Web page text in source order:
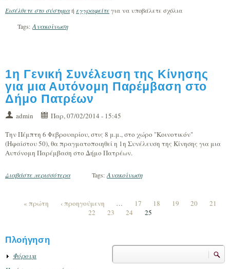
Εισέλθετε στο σύστημαή εγγραφείτεγια να υποβάλετε σχόλια
Tags: Ανακοίνωση
1η Γενική Συνέλευση της Κίνησης
για μια Αυτόνομη Παρέμβαση στο
Δήμο Πατρέων
admin
Παρ, 07/02/2014 - 15:45
Την Πέμπτη 6 Φεβρουαρίου, στις 8 μ.μ., στο χώρο "Κοινοτικόν"
(Ηφαίστου 50), θα πραγματοποιηθεί η 1η Συνέλευση της Κίνησης για μια
Αυτόνομη Παρέμβαση στο Δήμο Πατρέων.
Διαβάστε περισσότεραγια 1η Γενική Συνέλευση της Κίνησης για μια Αυτόνομη
Tags: Ανακοίνωση
« πρώτη ‹ προηγούμενη … 17 18 19 20
21
22
23 24 25
Αναζήτηση
Πλοήγηση
Φόρουμ